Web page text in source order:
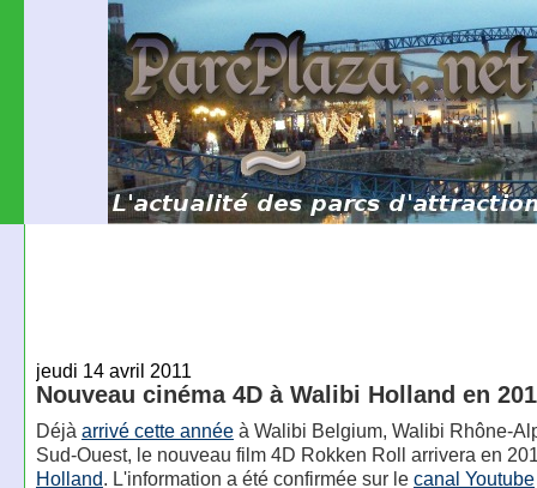
jeudi 14 avril 2011
Nouveau cinéma 4D à Walibi Holland en
Déjà arrivé cette annéeà Walibi Belgium, Walibi Rhône-
Sud-Ouest, le nouveau film 4D Rokken Roll arrivera en
Holland. L'information a été confirmée sur le canal Youtube